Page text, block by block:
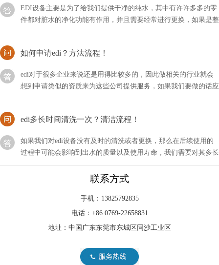
件都对脏水的净化功能有作用，并且需要经常进行更换，如果是整
套设备多久更换一次？
想到申请类似的资质来为这些公司提供服务，如果我们要做的话应
该如何申请EDI？
过程中可能会影响到出水的质量以及使用寿命，我们需要对其多长
时间清洗一次？
EDI膜块维修故障的主要原因
EDI作为纯水/超纯水装置的核心部件,一但不稳定或无法使用,必将
引起EDI膜块故障的原因主要有以下几点
edi所代表的含义非常多，其中通信也是属于其中的一种，它是一
联系方式
手机：13825792835
电话：+86 0769-22658831
地址：中国广东东莞市东城区同沙工业区